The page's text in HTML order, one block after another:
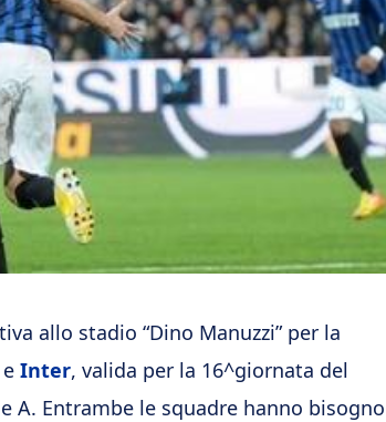
allo stadio “Dino Manuzzi” per la
e Inter, valida per la 16^giornata del
A. Entrambe le squadre hanno bisogno